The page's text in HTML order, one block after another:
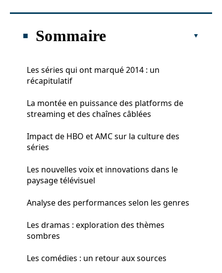
Sommaire
Les séries qui ont marqué 2014 : un
récapitulatif
La montée en puissance des platforms de
streaming et des chaînes câblées
Impact de HBO et AMC sur la culture des
séries
Les nouvelles voix et innovations dans le
paysage télévisuel
Analyse des performances selon les genres
Les dramas : exploration des thèmes
sombres
Les comédies : un retour aux sources